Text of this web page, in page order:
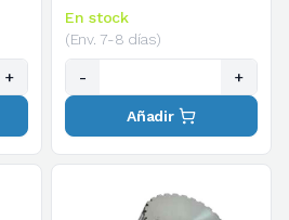
+
En stock
(Env. 7-8 días)
- +
Añadir